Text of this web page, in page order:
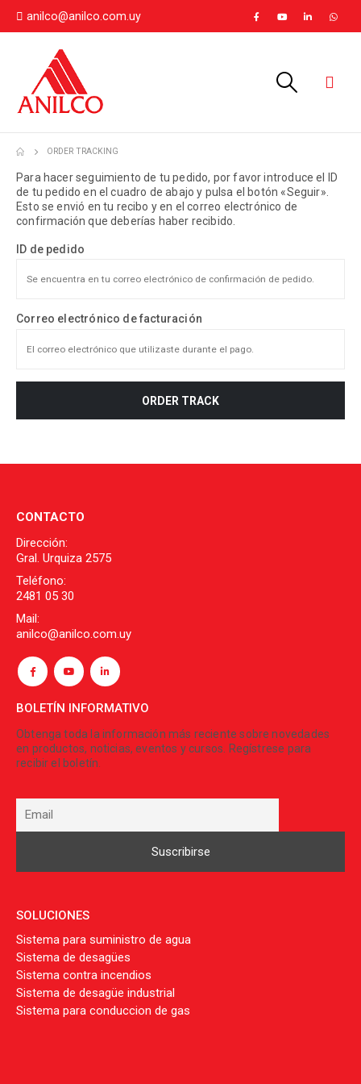
anilco@anilco.com.uy
ORDER TRACKING
Para hacer seguimiento de tu pedido, por favor introduce el ID
de tu pedido en el cuadro de abajo y pulsa el botón «Seguir».
Esto se envió en tu recibo y en el correo electrónico de
confirmación que deberías haber recibido.
ID de pedido
Correo electrónico de facturación
ORDER TRACK
CONTACTO
Dirección:
Gral. Urquiza 2575
Teléfono:
2481 05 30
Mail:
anilco@anilco.com.uy
BOLETÍN INFORMATIVO
Obtenga toda la información más reciente sobre novedades
en productos, noticias, eventos y cursos. Regístrese para
recibir el boletín.
SOLUCIONES
Sistema para suministro de agua
Sistema de desagües
Sistema contra incendios
Sistema de desagüe industrial
Sistema para conduccion de gas